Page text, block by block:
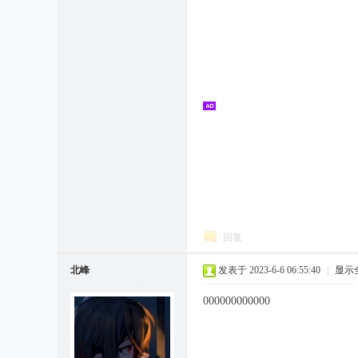
回复
北峰 发表于 2023-6-6 06:55:40 显示
000000000000